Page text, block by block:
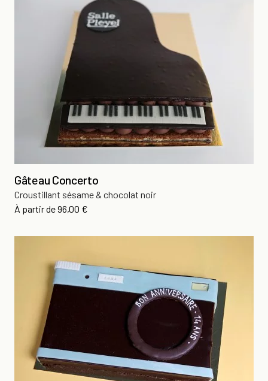
Gâteau Concerto
Croustillant sésame & chocolat noir
À partir dePrix
96,00 €